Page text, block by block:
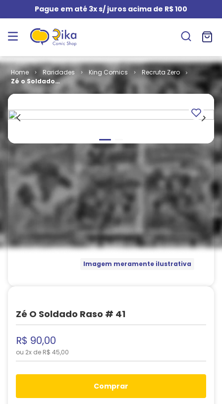
Pague em até 3x s/ juros acima de R$ 100
Raridades King Comics
Recruta Zero
Zé o Soldado
Raso # 41
Imagem meramente ilustrativa
Zé O Soldado Raso # 41
R$ 90,00
ou 2x de R$ 45,00
comprar